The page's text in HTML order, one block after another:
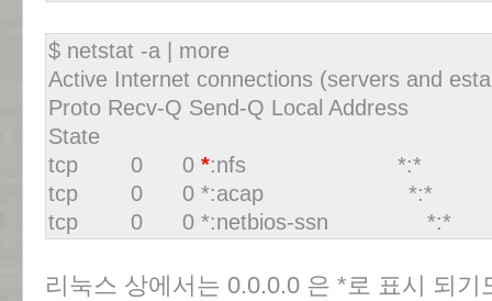
$ netstat -a | more
Active Internet connections (servers and
Proto Recv-Q Send-Q Local
State
tcp 0 0 *:nfs *:*
tcp 0 0 *:acap *:*
tcp 0 0 *:netbios-ssn
리눅스 상에서는 0.0.0.0 은 *로 표시 되기